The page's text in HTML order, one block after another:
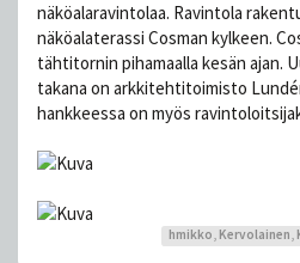
näköalaravintolaa. Ravintola
näköalaterassi Cosman kylkeen.
tähtitornin pihamaalla kesän ajan.
takana on arkkitehtitoimisto
hankkeessa on myös
hmikko, Kervolainen,